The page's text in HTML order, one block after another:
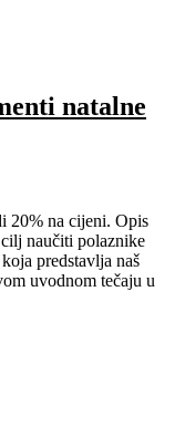
natalne
20% na cijeni. Opis
naučiti polaznike
predstavlja naš
uvodnom tečaju u